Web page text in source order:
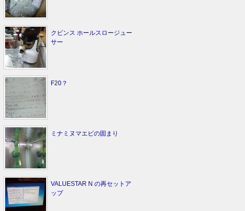
クビンス ホールスロージュー
サー
F20？
ミナミヌマエビの固まり
VALUESTAR N の再セットア
ップ